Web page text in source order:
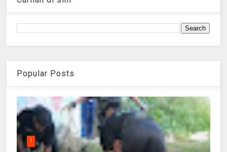
Popular Posts
1